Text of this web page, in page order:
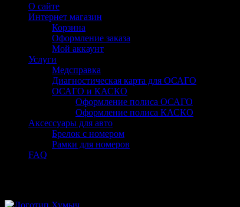
О сайте
Интернет магазин
Корзина
Оформление заказа
Мой аккаунт
Услуги
Медсправка
Диагностическая карта для ОСАГО
ОСАГО и КАСКО
Оформление полиса ОСАГО
Оформление полиса КАСКО
Аксессуары для авто
Брелок с номером
Рамки для номеров
FAQ